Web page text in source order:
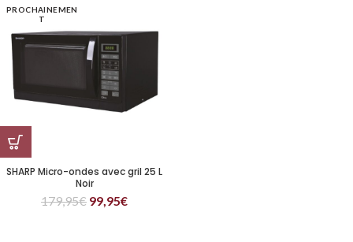
PROCHAINEMEN
T
SHARP Micro-ondes avec gril 25 L
Noir
179,95€ 99,95€